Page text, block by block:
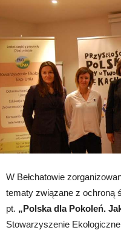
do
W Bełchatowie
tematy związane z ochroną
pt. „Polska dla Pokoleń.
Stowarzyszenie